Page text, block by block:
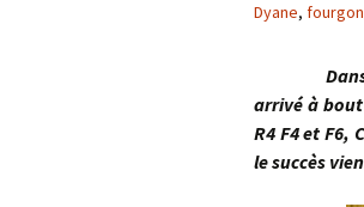
Dyane,
Dans la
arrivé à
R4 F4 et F6,
le succès